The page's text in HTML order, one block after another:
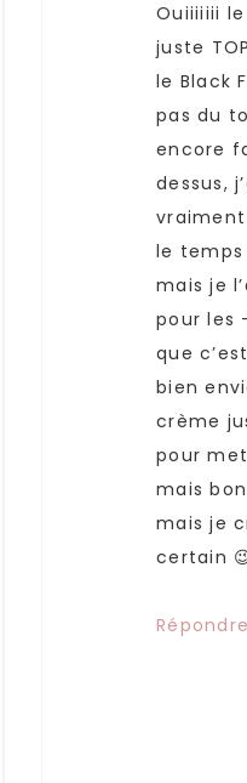
Ouiiiiiii
juste
le Black
pas du
encore
dessus,
le
mais je
pour les
que
bien
crème
pour
mais
mais je
certain
Répondre